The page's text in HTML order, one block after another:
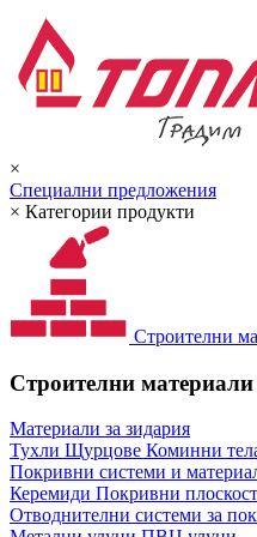
×
Специални предложения
× Категории продукти
Строителни
Строителни материали
Материали за зидария
Тухли Щурцове Коминни
Покривни системи и
Керемиди Покривни
Отводнителни системи за